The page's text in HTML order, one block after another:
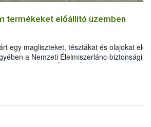
termékeket előállító üzemben
egy magliszteket, tésztákat és olajokat
a Nemzeti Élelmiszerlánc-biztonsági
(NÉBIH KÜI). A szakemberek
találtak az alapanyagraktárban, emellett a
és a dokumentációval is gondok voltak. Az
A KÜI kötelezte az élelmiszer-vállalkozót a